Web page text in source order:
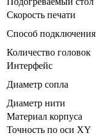
Скорость печати
Способ подключения
Количество головок
Интерфейс
Диаметр сопла
Диаметр нити
Материал корпуса
Точность по оси XY